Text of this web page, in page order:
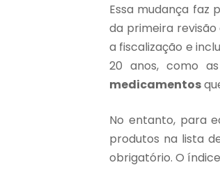
Essa mudança
da primeira
a fiscalização e
20 anos, como
medicamentos
No entanto, para
produtos na lista
obrigatório. O